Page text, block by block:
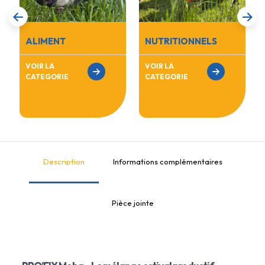
ALIMENT
VOIR LA
CATEGORIE
NUTRITIONNELS
VOIR LA
CATEGORIE
Description Informations complémentaires
Pièce jointe